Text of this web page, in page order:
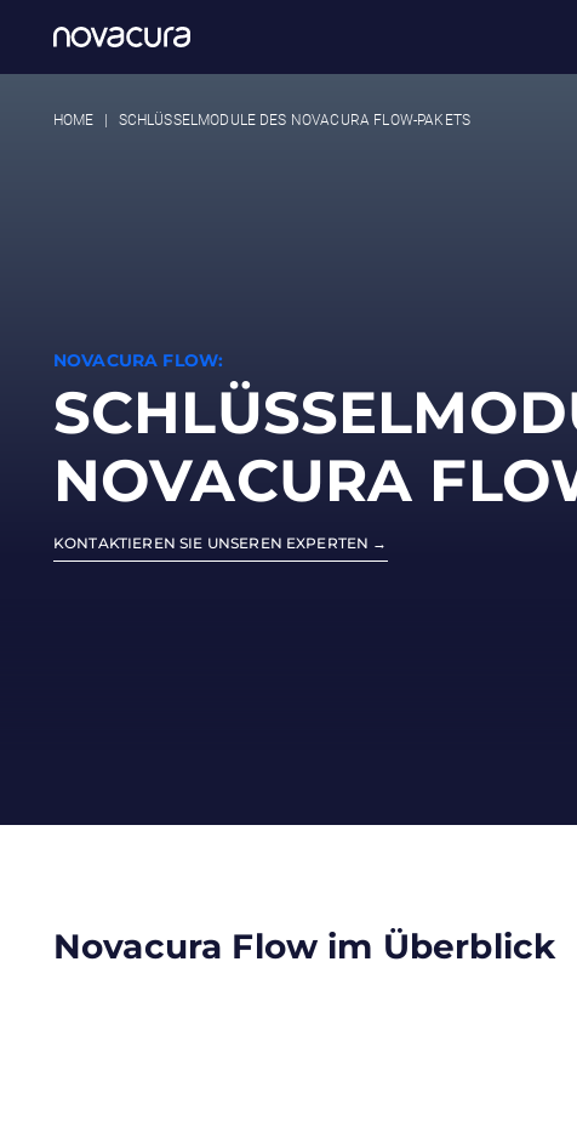
HOME | SCHLÜSSELMODULE DES NOVACURA FLOW-PAKETS
NOVACURA FLOW:
NOVACURA
KONTAKTIEREN SIE UNSEREN EXPERTEN →
Novacura Flow im Überblick